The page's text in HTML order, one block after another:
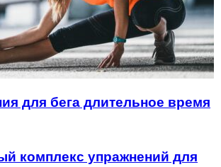
для бега длительное время
комплекс упражнений для